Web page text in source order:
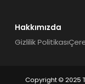
Hakkımızda
Gizlilik Politikası
Copyright © 2025